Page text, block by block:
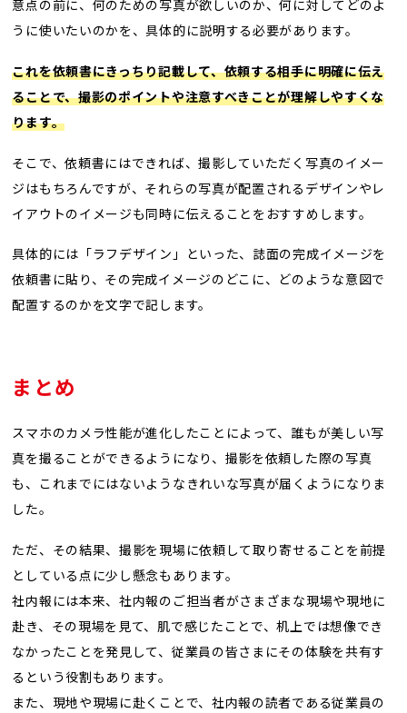
意点の前に、何のための写真が欲しいのか、何に対してどのよ
うに使いたいのかを、具体的に説明する必要があります。
これを依頼書にきっちり記載して、依頼する相手に明確に伝え
ることで、撮影のポイントや注意すべきことが理解しやすくな
ります。
そこで、依頼書にはできれば、撮影していただく写真のイメー
ジはもちろんですが、それらの写真が配置されるデザインやレ
イアウトのイメージも同時に伝えることをおすすめします。
具体的には「ラフデザイン」といった、誌面の完成イメージを
依頼書に貼り、その完成イメージのどこに、どのような意図で
配置するのかを文字で記します。
まとめ
スマホのカメラ性能が進化したことによって、誰もが美しい写
真を撮ることができるようになり、撮影を依頼した際の写真
も、これまでにはないようなきれいな写真が届くようになりま
した。
ただ、その結果、撮影を現場に依頼して取り寄せることを前提
としている点に少し懸念もあります。
社内報には本来、社内報のご担当者がさまざまな現場や現地に
赴き、その現場を見て、肌で感じたことで、机上では想像でき
なかったことを発見して、従業員の皆さまにその体験を共有す
るという役割もあります。
また、現地や現場に赴くことで、社内報の読者である従業員の